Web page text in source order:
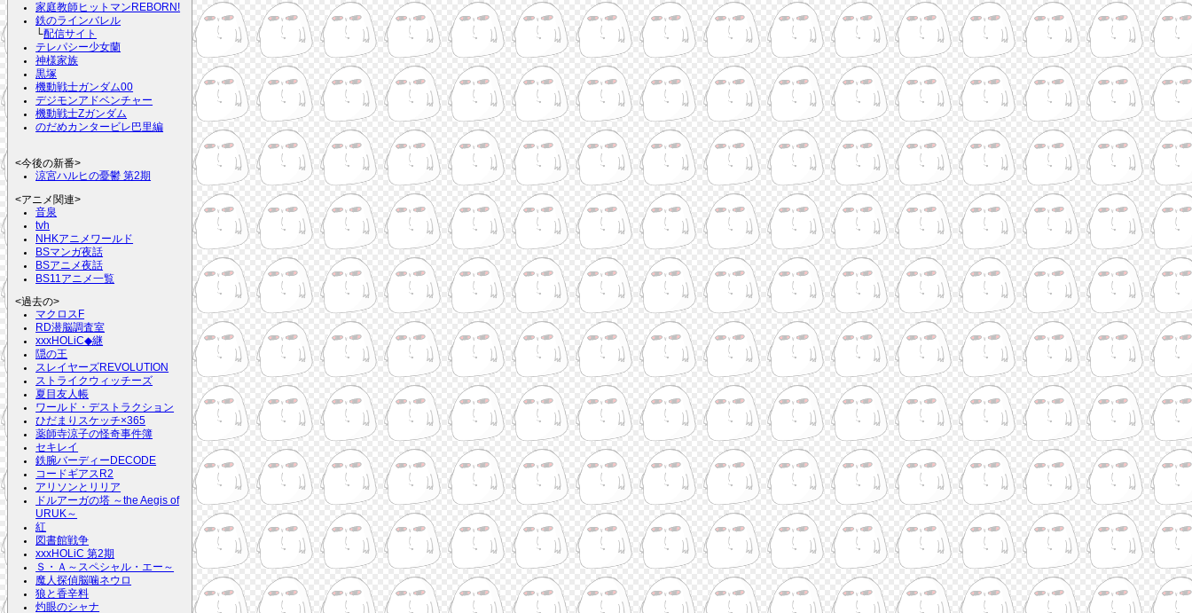
家庭教師ヒットマンREBORN!
鉄のラインバレル
└配信サイト
テレパシー少女蘭
神様家族
黒塚
機動戦士ガンダム00
デジモンアドベンチャー
機動戦士Zガンダム
のだめカンタービレ巴里編
<今後の新番>
涼宮ハルヒの憂鬱 第2期
<アニメ関連>
音泉
tvh
NHKアニメワールド
BSマンガ夜話
BSアニメ夜話
BS11アニメ一覧
<過去の>
マクロスF
RD潜脳調査室
xxxHOLiC◆継
隠の王
スレイヤーズREVOLUTION
ストライクウィッチーズ
夏目友人帳
ワールド・デストラクション
ひだまりスケッチ×365
薬師寺涼子の怪奇事件簿
セキレイ
鉄腕バーディーDECODE
コードギアスR2
アリソンとリリア
ドルアーガの塔 ～the Aegis of
URUK～
紅
図書館戦争
xxxHOLiC 第2期
Ｓ・Ａ～スペシャル・エー～
魔人探偵脳噛ネウロ
狼と香辛料
灼眼のシャナ